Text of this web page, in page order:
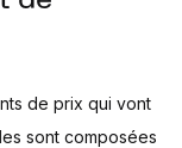
de prix qui vont
sont composées